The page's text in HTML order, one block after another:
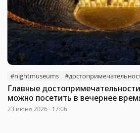
#nightmuseums
Главные
можно посетить в вечернее
23 июня 2026 · 17:06